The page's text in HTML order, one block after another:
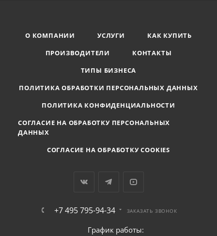
О КОМПАНИИ УСЛУГИ
КАК КУПИТЬ
ПРОИЗВОДИТЕЛИ
КОНТАКТЫ
ТИПЫ БИЗНЕСА
ПОЛИТИКА ОБРАБОТКИ ПЕРСОНАЛЬНЫХ ДАННЫХ
ПОЛИТИКА КОНФИДЕНЦИАЛЬНОСТИ
СОГЛАСИЕ НА ОБРАБОТКУ ПЕРСОНАЛЬНЫХ
ДАННЫХ
СОГЛАСИЕ НА ОБРАБОТКУ COOKIES
+7 495 795-94-34 ЗАКАЗАТЬ ЗВОНОК
График работы: